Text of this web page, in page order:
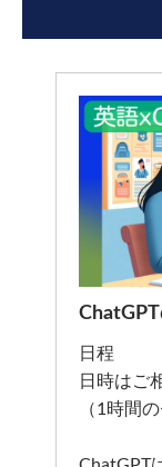
日程
日時はご
（1時間